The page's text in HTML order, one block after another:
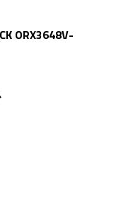
ORX3648V-